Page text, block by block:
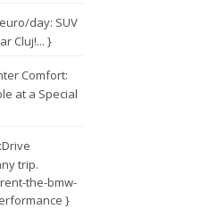
day: SUV
Cluj!... }
Comfort:
at a Special
trip.
the-bmw-
}